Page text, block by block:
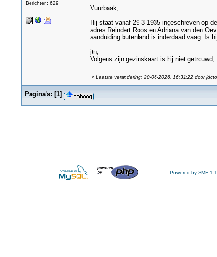
Berichten: 629
Vuurbaak,
Hij staat vanaf 29-3-1935 ingeschreven op
adres Reindert Roos en Adriana van den
aanduiding butenland is inderdaad vaag. Is
jtn,
Volgens zijn gezinskaart is hij niet
« Laatste verandering: 20-06-2026, 16:31:22 door
Pagina's: [1]
Powered by SMF